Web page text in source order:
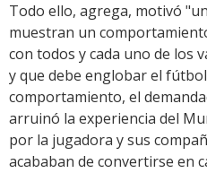
Todo ello, agrega, motivó
muestran un
con todos y cada uno de los
y que debe englobar el
comportamiento, el
arruinó la experiencia del
por la jugadora y sus
acababan de convertirse en